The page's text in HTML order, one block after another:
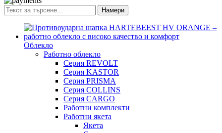
Намери
Облекло
Работно облекло
Серия REVOLT
Серия KASTOR
Серия PRISMA
Серия COLLINS
Серия CARGO
Работни комплекти
Работни якета
Якета